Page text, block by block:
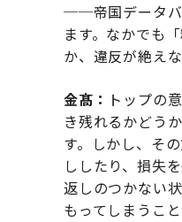
──帝国データバ
ます。なかでも
か、違反が絶え
金髙： トップの
き残れるかどう
す。しかし、そ
ししたり、損失
返しのつかない
もってしまうこ